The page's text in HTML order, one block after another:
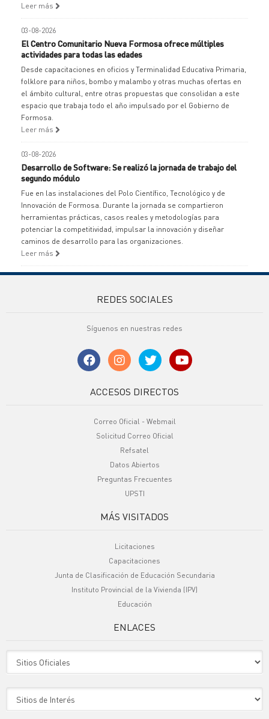
Leer más
03-08-2026
El Centro Comunitario Nueva Formosa ofrece múltiples
actividades para todas las edades
Desde capacitaciones en oficios y Terminalidad Educativa Primaria,
folklore para niños, bombo y malambo y otras muchas ofertas en
el ámbito cultural, entre otras propuestas que consolidan a este
espacio que trabaja todo el año impulsado por el Gobierno de
Formosa.
Leer más
03-08-2026
Desarrollo de Software: Se realizó la jornada de trabajo del
segundo módulo
Fue en las instalaciones del Polo Científico, Tecnológico y de
Innovación de Formosa. Durante la jornada se compartieron
herramientas prácticas, casos reales y metodologías para
potenciar la competitividad, impulsar la innovación y diseñar
caminos de desarrollo para las organizaciones.
Leer más
REDES SOCIALES
Síguenos en nuestras redes
ACCESOS DIRECTOS
Correo Oficial - Webmail
Solicitud Correo Oficial
Refsatel
Datos Abiertos
Preguntas Frecuentes
UPSTI
MÁS VISITADOS
Licitaciones
Capacitaciones
Junta de Clasificación de Educación Secundaria
Instituto Provincial de la Vivienda (IPV)
Educación
ENLACES